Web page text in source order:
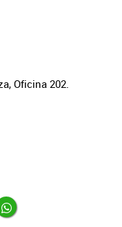
Oficina 202.